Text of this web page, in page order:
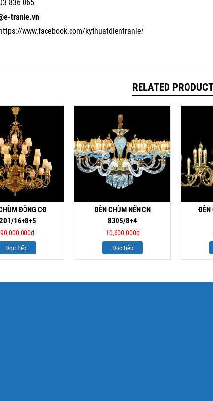
836 065
tranle.vn
https://www.facebook.com/kythuatdientranle/
RELATED
ĐỒNG CĐ
16+8+5
₫
Đọc tiếp
ĐÈN CHÙM NẾN CN
8305/8+4
10,600,000₫
Đọc tiếp
ĐÈN